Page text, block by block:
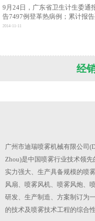
9月24日，广东省卫生计生委通
告7497例登革热病例；累计报
2014-11-11
经
广州市迪瑞喷雾机械有限公司
Zhou)是中国喷雾行业技术领
实力强大、生产具备规模的喷
风扇、喷雾风机、喷雾风炮、
研发、生产制造、方案制订为
的技术及喷雾技术工程的综合